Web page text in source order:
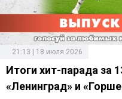
21:13 | 18 июля 2026
Итоги хит-парада за
«Ленинград» и